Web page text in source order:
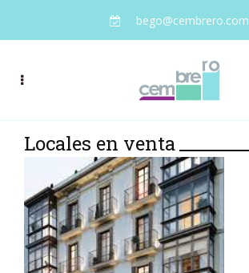
bego@cembrero.com
Locales en venta